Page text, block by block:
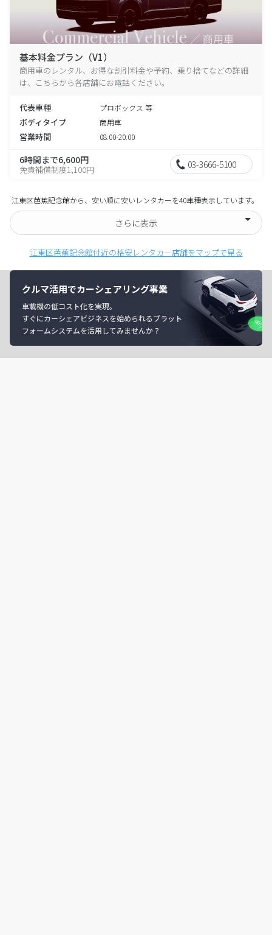
基本料金プラン（V1）
商用車のレンタル、お得な割引料金や予約、乗り捨てなどの詳細
は、こちらから各店舗にお電話ください。
代表車種 プロボックス 等
ボディタイプ 商用車
営業時間 08:00-20:00
6時間まで6,600円
免責補償制度1,100円 03-3666-5100
江東区芭蕉記念館から、安い順に安いレンタカーを40車種表示しています。
さらに表示
江東区芭蕉記念館付近の格安レンタカー店舗をマップで見る
クルマ活用でカーシェアリング事業
車載機の低コスト化を実現。
すぐにカーシェアビジネスを始められるプラット
フォームシステムを活用してみませんか？